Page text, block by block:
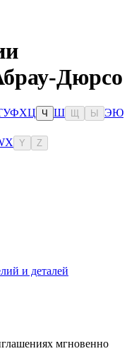
Дюрсо
УФХЦ Ч Ш Ы ЭЮ
X Y Z
и деталей
мгновенно